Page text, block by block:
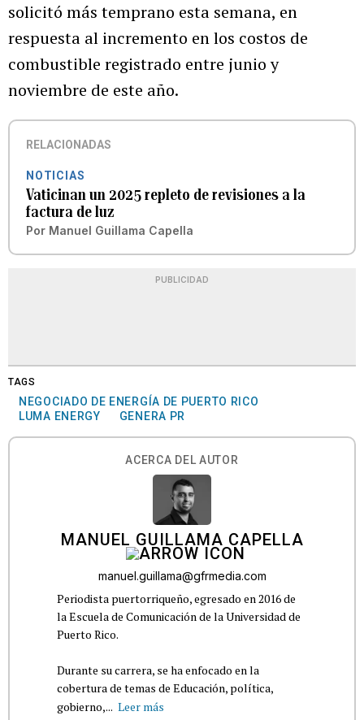
solicitó más temprano esta semana, en
respuesta al incremento en los costos de
combustible registrado entre junio y
noviembre de este año.
RELACIONADAS
NOTICIAS
Vaticinan un 2025 repleto de revisiones a la
factura de luz
Por Manuel Guillama Capella
PUBLICIDAD
TAGS
NEGOCIADO DE ENERGÍA DE PUERTO RICO
LUMA ENERGY
GENERA PR
ACERCA DEL AUTOR
MANUEL GUILLAMA CAPELLA
manuel.guillama@gfrmedia.com
Periodista puertorriqueño, egresado en 2016 de
la Escuela de Comunicación de la Universidad de
Puerto Rico.
Durante su carrera, se ha enfocado en la
cobertura de temas de Educación, política,
gobierno,... Leer más